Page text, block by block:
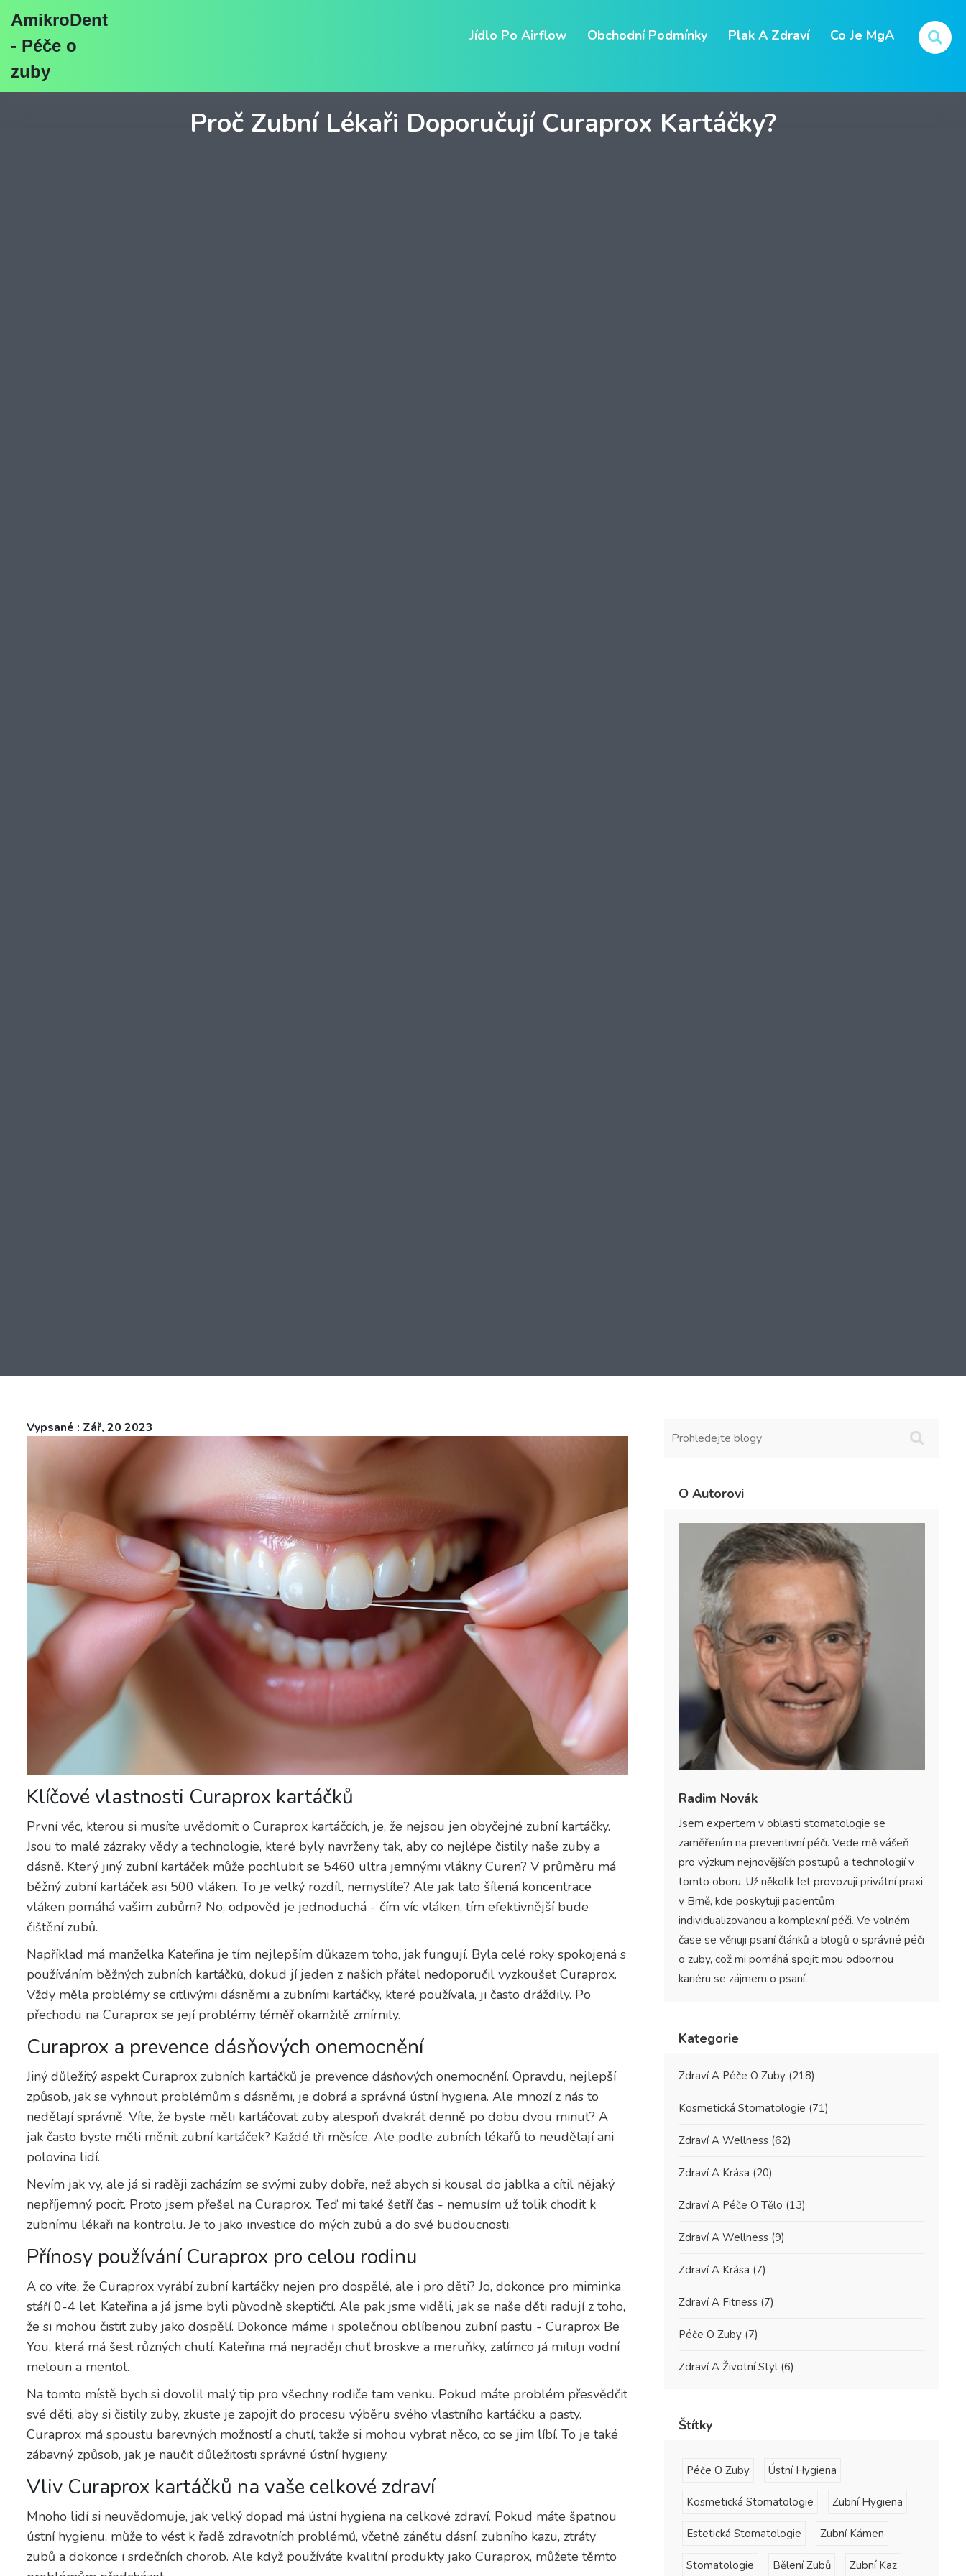
AmikroDent
- Péče o
zuby
Jídlo Po Airflow Obchodní Podmínky Plak A Zdraví Co Je MgA
Proč Zubní Lékaři Doporučují Curaprox Kartáčky?
Vypsané : Zář, 20 2023
Klíčové vlastnosti Curaprox kartáčků
První věc, kterou si musíte uvědomit o Curaprox kartáčcích, je, že nejsou jen obyčejné zubní kartáčky.
Jsou to malé zázraky vědy a technologie, které byly navrženy tak, aby co nejlépe čistily naše zuby a
dásně. Který jiný zubní kartáček může pochlubit se 5460 ultra jemnými vlákny Curen? V průměru má
běžný zubní kartáček asi 500 vláken. To je velký rozdíl, nemyslíte? Ale jak tato šílená koncentrace
vláken pomáhá vašim zubům? No, odpověď je jednoduchá - čím víc vláken, tím efektivnější bude
čištění zubů.
Například má manželka Kateřina je tím nejlepším důkazem toho, jak fungují. Byla celé roky spokojená s
používáním běžných zubních kartáčků, dokud jí jeden z našich přátel nedoporučil vyzkoušet Curaprox.
Vždy měla problémy se citlivými dásněmi a zubními kartáčky, které používala, ji často dráždily. Po
přechodu na Curaprox se její problémy téměř okamžitě zmírnily.
Curaprox a prevence dásňových onemocnění
Jiný důležitý aspekt Curaprox zubních kartáčků je prevence dásňových onemocnění. Opravdu, nejlepší
způsob, jak se vyhnout problémům s dásněmi, je dobrá a správná ústní hygiena. Ale mnozí z nás to
nedělají správně. Víte, že byste měli kartáčovat zuby alespoň dvakrát denně po dobu dvou minut? A
jak často byste měli měnit zubní kartáček? Každé tři měsíce. Ale podle zubních lékařů to neudělají ani
polovina lidí.
Nevím jak vy, ale já si raději zacházím se svými zuby dobře, než abych si kousal do jablka a cítil nějaký
nepříjemný pocit. Proto jsem přešel na Curaprox. Teď mi také šetří čas - nemusím už tolik chodit k
zubnímu lékaři na kontrolu. Je to jako investice do mých zubů a do své budoucnosti.
Přínosy používání Curaprox pro celou rodinu
A co víte, že Curaprox vyrábí zubní kartáčky nejen pro dospělé, ale i pro děti? Jo, dokonce pro miminka
stáří 0-4 let. Kateřina a já jsme byli původně skeptičtí. Ale pak jsme viděli, jak se naše děti radují z toho,
že si mohou čistit zuby jako dospělí. Dokonce máme i společnou oblíbenou zubní pastu - Curaprox Be
You, která má šest různých chutí. Kateřina má nejraději chuť broskve a meruňky, zatímco já miluji vodní
meloun a mentol.
Na tomto místě bych si dovolil malý tip pro všechny rodiče tam venku. Pokud máte problém přesvědčit
své děti, aby si čistily zuby, zkuste je zapojit do procesu výběru svého vlastního kartáčku a pasty.
Curaprox má spoustu barevných možností a chutí, takže si mohou vybrat něco, co se jim líbí. To je také
zábavný způsob, jak je naučit důležitosti správné ústní hygieny.
Vliv Curaprox kartáčků na vaše celkové zdraví
Mnoho lidí si neuvědomuje, jak velký dopad má ústní hygiena na celkové zdraví. Pokud máte špatnou
ústní hygienu, může to vést k řadě zdravotních problémů, včetně zánětu dásní, zubního kazu, ztráty
zubů a dokonce i srdečních chorob. Ale když používáte kvalitní produkty jako Curaprox, můžete těmto
O Autorovi
Radim Novák
Jsem expertem v oblasti stomatologie se
zaměřením na preventivní péči. Vede mě vášeň
pro výzkum nejnovějších postupů a technologií v
tomto oboru. Už několik let provozuji privátní praxi
v Brně, kde poskytuji pacientům
individualizovanou a komplexní péči. Ve volném
čase se věnuji psaní článků a blogů o správné péči
o zuby, což mi pomáhá spojit mou odbornou
kariéru se zájmem o psaní.
Kategorie
Zdraví A Péče O Zuby (218)
Kosmetická Stomatologie (71)
Zdraví A Wellness (62)
Zdraví A Krása (20)
Zdraví A Péče O Tělo (13)
Zdraví A Wellness (9)
Zdraví A Krása (7)
Zdraví A Fitness (7)
Péče O Zuby (7)
Zdraví A Životní Styl (6)
Štítky
Péče O Zuby Ústní Hygiena
Kosmetická Stomatologie Zubní Hygiena
Estetická Stomatologie Zubní Kámen
Stomatologie Bělení Zubů Zubní Kaz